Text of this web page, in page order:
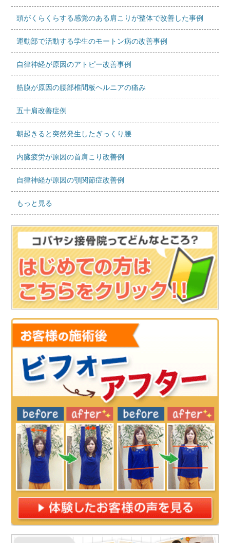
頭がくらくらする感覚のある肩こりが整体で改善した事例
運動部で活動する学生のモートン病の改善事例
自律神経が原因のアトピー改善事例
筋膜が原因の腰部椎間板ヘルニアの痛み
五十肩改善症例
朝起きると突然発生したぎっくり腰
内臓疲労が原因の首肩こり改善例
自律神経が原因の顎関節症改善例
もっと見る